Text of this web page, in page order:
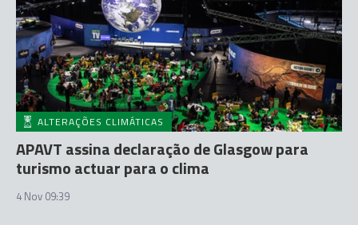
ALTERAÇÕES CLIMÁTICAS
APAVT assina declaração de Glasgow para
turismo actuar para o clima
4 Nov 09:39